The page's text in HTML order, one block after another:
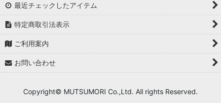
最近チェックしたアイテム
特定商取引法表示
ご利用案内
お問い合わせ
Copyright© MUTSUMORI Co.,Ltd. All rights Reserved.